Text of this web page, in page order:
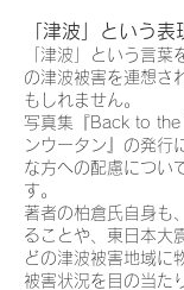
「津波」という表
「津波」という言葉
の津波被害を連想さ
もしれません。
写真集『Back to
ンウータン』の発行
な方への配慮につい
す。
著者の柏倉氏自身も
ることや、東日本大
どの津波被害地域に
被害状況を目の当た